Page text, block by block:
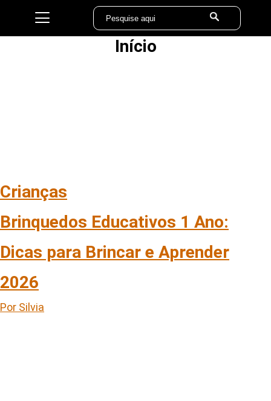
Início
Crianças
Brinquedos Educativos 1 Ano:
Dicas para Brincar e Aprender
2026
Por Silvia